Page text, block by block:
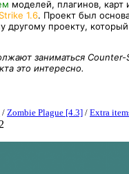
моделей, плагинов, карт
1.6. Проект был
другому проекту,
заниматься Counter-
это интересно.
/ Zombie Plague [4.3] / Extra